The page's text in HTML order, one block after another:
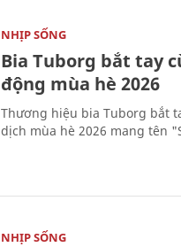
NHỊP SỐNG
Bia Tuborg bắt tay
động mùa hè 2026
Thương hiệu bia Tuborg bắt
dịch mùa hè 2026 mang tên
NHỊP SỐNG